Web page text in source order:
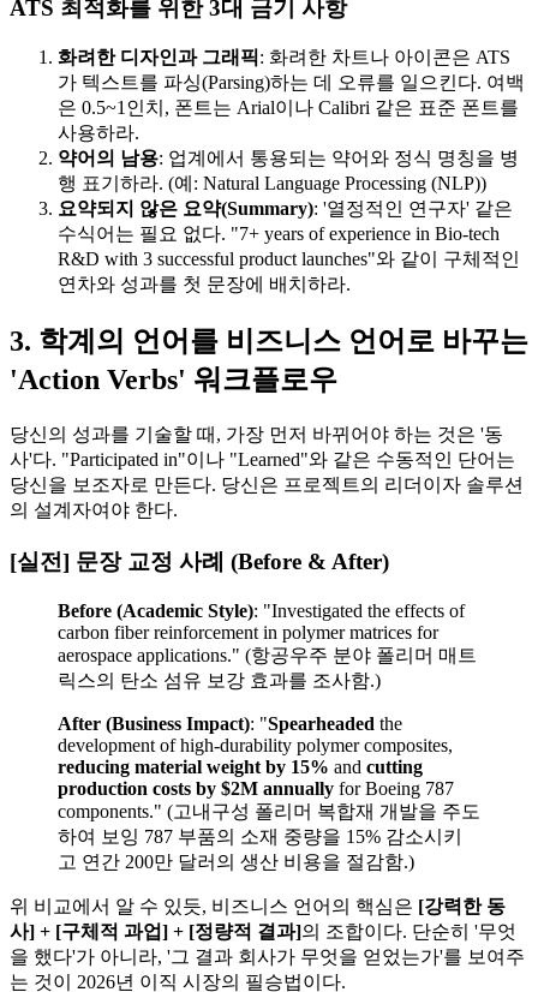
ATS 최적화를 위한 3대 금기 사항
화려한 디자인과 그래픽: 화려한 차트나 아이콘은 ATS
가 텍스트를 파싱(Parsing)하는 데 오류를 일으킨다. 여백
은 0.5~1인치, 폰트는 Arial이나 Calibri 같은 표준 폰트를
사용하라.
약어의 남용: 업계에서 통용되는 약어와 정식 명칭을 병
행 표기하라. (예: Natural Language Processing (NLP))
요약되지 않은 요약(Summary): '열정적인 연구자' 같은
수식어는 필요 없다. "7+ years of experience in Bio-tech
R&D with 3 successful product launches"와 같이 구체적인
연차와 성과를 첫 문장에 배치하라.
3. 학계의 언어를 비즈니스 언어로 바꾸는
'Action Verbs' 워크플로우
당신의 성과를 기술할 때, 가장 먼저 바뀌어야 하는 것은 '동
사'다. "Participated in"이나 "Learned"와 같은 수동적인 단어는
당신을 보조자로 만든다. 당신은 프로젝트의 리더이자 솔루션
의 설계자여야 한다.
[실전] 문장 교정 사례 (Before & After)
Before (Academic Style): "Investigated the effects of
carbon fiber reinforcement in polymer matrices for
aerospace applications." (항공우주 분야 폴리머 매트
릭스의 탄소 섬유 보강 효과를 조사함.)
After (Business Impact): "​Spearheaded the
development of high-durability polymer composites, ​
reducing material weight by 15% and ​ cutting
production costs by $2M annually for Boeing 787
components." (고내구성 폴리머 복합재 개발을 주도
하여 보잉 787 부품의 소재 중량을 15% 감소시키
고 연간 200만 달러의 생산 비용을 절감함.)
위 비교에서 알 수 있듯, 비즈니스 언어의 핵심은 [강력한 동
사] + [구체적 과업] + [정량적 결과]​의 조합이다. 단순히 '무엇
을 했다'가 아니라, '그 결과 회사가 무엇을 얻었는가'를 보여주
는 것이 2026년 이직 시장의 필승법이다.